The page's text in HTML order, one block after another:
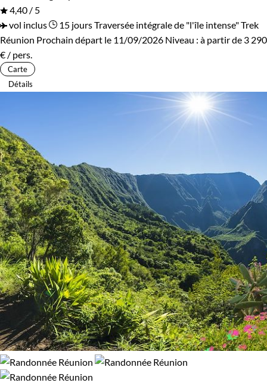
4,40 / 5
vol inclus
15 joursTraversée intégrale de "l'île intense"Trek
Réunion Prochain départ le 11/09/2026 Niveau : à partir de 3 290
€ / pers.
Carte
Détails